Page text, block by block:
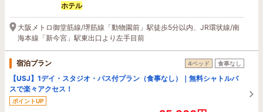
ホテル
大阪メトロ御堂筋線/堺筋線「動物園前」駅徒歩5分以内、JR環状線/南
海本線「新今宮」駅東出口より左手目前
宿泊プラン 4ベッド 食事なし
【USJ】1デイ・スタジオ・パス付プラン（食事なし）｜無料シャトルバ
スで楽々アクセス！
ポイントUP